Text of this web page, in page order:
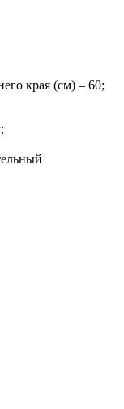
края (см) – 60;